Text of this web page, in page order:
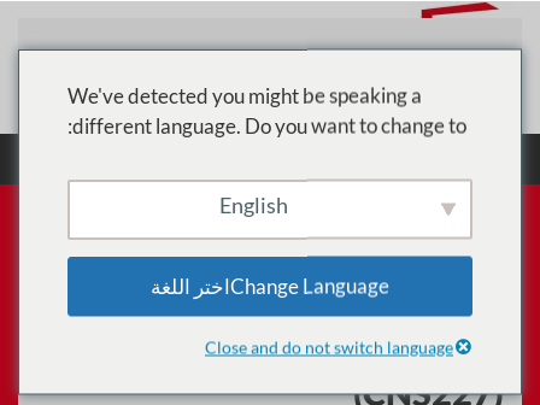
نشر وإدارة Citrix ADC 13.x مع
تدريب Citrix Gateway
(CNS227)
We've detected you might be speaking a
different language. Do you want to change to:
English
Change Languageاختر اللغة
Close and do not switch language